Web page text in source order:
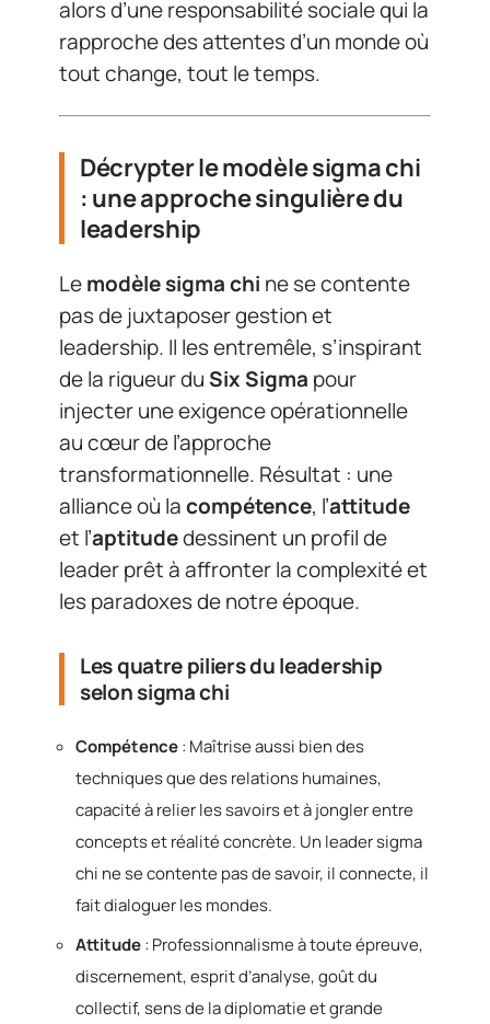
alors d’une responsabilité sociale qui la
rapproche des attentes d’un monde où
tout change, tout le temps.
Décrypter le modèle sigma chi
: une approche singulière du
leadership
Lemodèle sigma chi ne se contente
pas de juxtaposer gestion et
leadership. Il les entremêle, s’inspirant
de la rigueur duSix Sigma pour
injecter une exigence opérationnelle
au cœur de l’approche
transformationnelle. Résultat : une
alliance où lacompétence, l’attitude
et l’aptitudedessinent un profil de
leader prêt à affronter la complexité et
les paradoxes de notre époque.
Les quatre piliers du leadership
selon sigma chi
Compétence: Maîtrise aussi bien des
techniques que des relations humaines,
capacité à relier les savoirs et à jongler entre
concepts et réalité concrète. Un leader sigma
chi ne se contente pas de savoir, il connecte, il
fait dialoguer les mondes.
Attitude: Professionnalisme à toute épreuve,
discernement, esprit d’analyse, goût du
collectif, sens de la diplomatie et grande